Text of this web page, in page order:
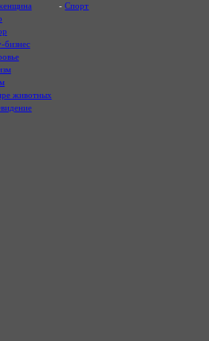
животных
-Спорт